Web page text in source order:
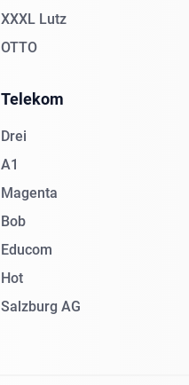
XXXL Lutz
OTTO
Telekom
Drei
A1
Magenta
Bob
Educom
Hot
Salzburg AG